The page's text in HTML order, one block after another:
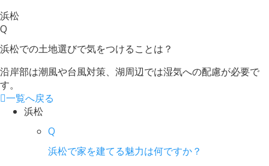
浜松
Q
浜松での土地選びで気をつけることは？
沿岸部は潮風や台風対策、湖周辺では湿気への配慮が必要で
す。
一覧へ戻る
浜松
Q
浜松で家を建てる魅力は何ですか？